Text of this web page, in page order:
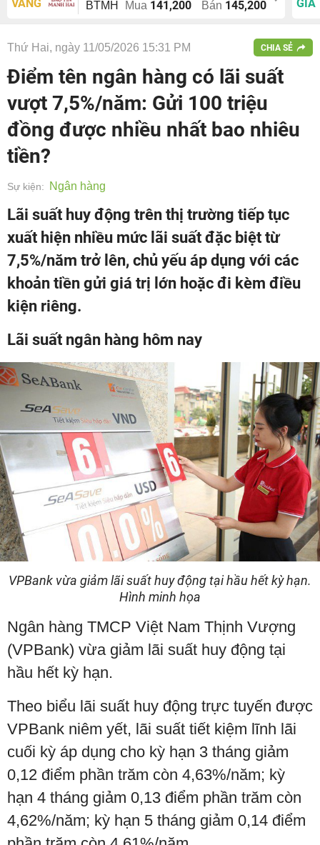
VÀNG
BTMH Mua 141,200 Bán 145,200
GIÁ
Thứ Hai, ngày 11/05/2026 15:31 PM CHIA SẺ
Điểm tên ngân hàng có lãi suất
vượt 7,5%/năm: Gửi 100 triệu
đồng được nhiều nhất bao nhiêu
tiền?
Sự kiện: Ngân hàng
Lãi suất huy động trên thị trường tiếp tục
xuất hiện nhiều mức lãi suất đặc biệt từ
7,5%/năm trở lên, chủ yếu áp dụng với các
khoản tiền gửi giá trị lớn hoặc đi kèm điều
kiện riêng.
Lãi suất ngân hàng hôm nay
VPBank vừa giảm lãi suất huy động tại hầu hết kỳ hạn.
Hình minh họa
Ngân hàng TMCP Việt Nam Thịnh Vượng
(VPBank) vừa giảm lãi suất huy động tại
hầu hết kỳ hạn.
Theo biểu lãi suất huy động trực tuyến được
VPBank niêm yết, lãi suất tiết kiệm lĩnh lãi
cuối kỳ áp dụng cho kỳ hạn 3 tháng giảm
0,12 điểm phần trăm còn 4,63%/năm; kỳ
hạn 4 tháng giảm 0,13 điểm phần trăm còn
4,62%/năm; kỳ hạn 5 tháng giảm 0,14 điểm